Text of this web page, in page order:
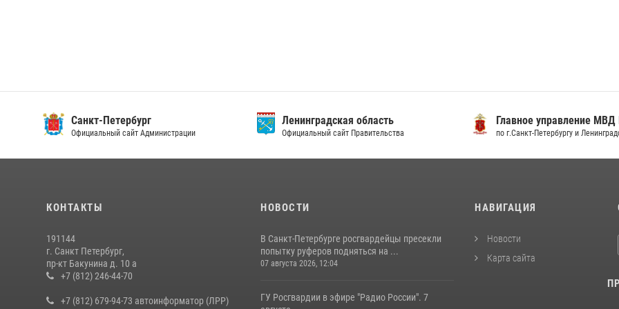
Санкт-Петербург
Официальный сайт Администрации
Ленинградская область
Официальный сайт Правительства
Главное управление МВД
по г.Санкт-Петербургу и
КОНТАКТЫ
191144
г. Санкт Петербург,
пр-кт Бакунина д. 10 а
+7 (812) 246-44-70
+7 (812) 679-94-73 автоинформатор (ЛРР)
НОВОСТИ
В Санкт-Петербурге росгвардейцы пресекли
попытку руферов подняться на ...
07 августа 2026, 12:04
ГУ Росгвардии в эфире "Радио России". 7
НАВИГАЦИЯ
Новости
Карта сайта